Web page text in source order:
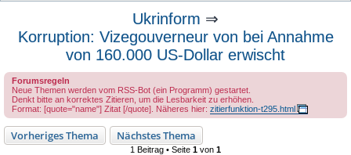
Ukrinform ⇒
Korruption: Vizegouverneur von bei Annahme
von 160.000 US-Dollar erwischt
Forumsregeln
Neue Themen werden vom RSS-Bot (ein Programm) gestartet.
Denkt bitte an korrektes Zitieren, um die Lesbarkeit zu erhöhen.
Format: [quote="name"] Zitat [/quote]. Näheres hier: zitierfunktion-t295.html
Vorheriges Thema Nächstes Thema
1 Beitrag • Seite 1 von 1